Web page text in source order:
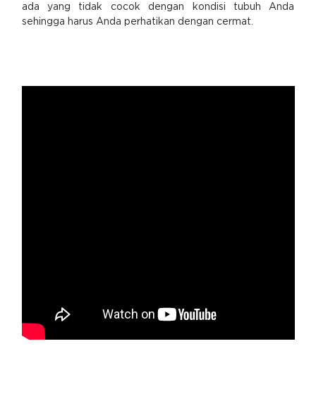
ada yang tidak cocok dengan kondisi tubuh Anda
sehingga harus Anda perhatikan dengan cermat.